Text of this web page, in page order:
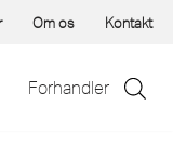
Om os Kontakt
Forhandler